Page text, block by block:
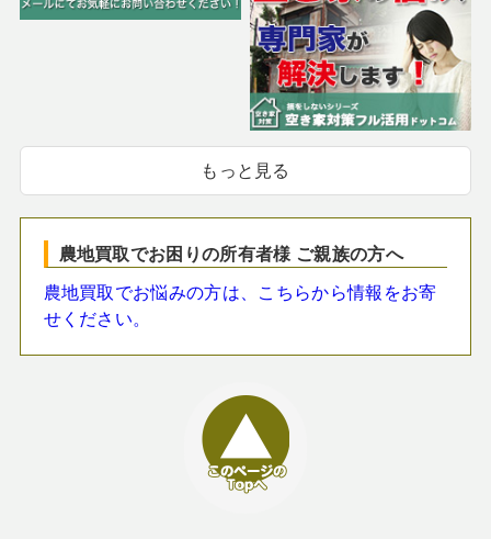
もっと見る
農地買取でお困りの所有者様 ご親族の方へ
農地買取でお悩みの方は、こちらから情報をお寄
せください。